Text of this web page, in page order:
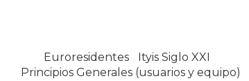
Euroresidentes| Ityis Siglo XXI
Principios Generales (usuarios y equipo)